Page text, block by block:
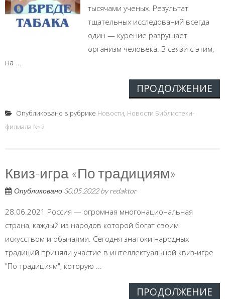
тысячами ученых. Результат
тщательных исследований всегда
один — курение разрушает
организм человека. В связи с этим,
на ...
ПРОДОЛЖЕНИЕ
Опубликовано в рубрике Новости, Новости Библиотеки-
филиала № 2
Квиз-игра «По традициям»
Опубликовано 30.05.2022byredaktor
28.06.2021 Россия — огромная многонациональная
страна, каждый из народов которой богат своим
искусством и обычаями. Сегодня знатоки народных
традиций приняли участие в интеллектуальной квиз-игре
"По традициям", которую ...
ПРОДОЛЖЕНИЕ